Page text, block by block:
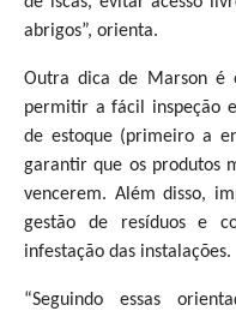
abrigos”, orienta.
Outra dica de Marson é
permitir a fácil inspeção
de estoque (primeiro a
garantir que os produtos
vencerem. Além disso,
gestão de resíduos e
infestação das instalações.
“Seguindo essas